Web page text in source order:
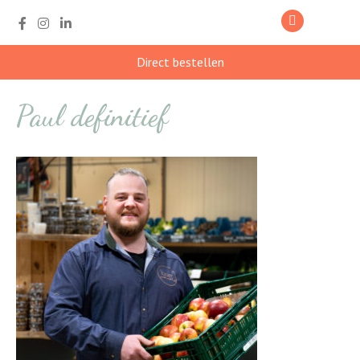
Direct bestellen
Paul definitief